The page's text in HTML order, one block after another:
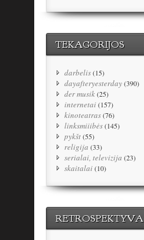
TEKAGORIJOS
darbelis(15)
dayafteryesterday(390)
der musik(25)
internetai(157)
kinoteatras(76)
linksmiiibės(145)
pykšt(55)
religija (33)
serialai, televizija (23)
skaitalai(10)
RETROSPEKTYVA